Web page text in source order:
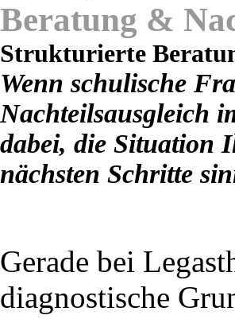
Beratung &
Strukturierte
Wenn schulische
Nachteilsausgleich
dabei, die Situation
nächsten Schritte
Gerade bei
diagnostische